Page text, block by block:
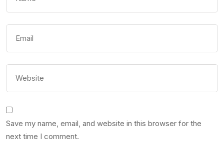
Save my name, email, and website in this browser for the
next time I comment.